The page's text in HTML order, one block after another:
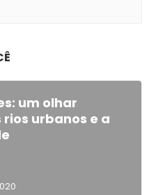
um olhar
urbanos e a